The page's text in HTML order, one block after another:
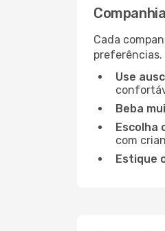
Cada
preferências.
Use
Beba
Escolha
com
Estique